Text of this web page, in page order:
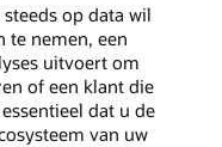
op data wil
te nemen, een
uitvoert om
of een klant die
dat u de
van uw